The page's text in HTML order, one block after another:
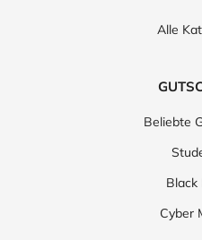
Alle
Beliebte
Black
Cyber